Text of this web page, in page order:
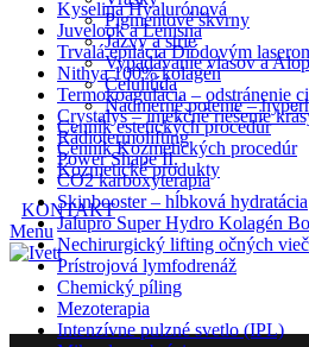
Pigmentové škvrny
Jazvy a strie
Vypadávanie vlasov a
Celulitída
Nadmerné potenie –
Cenník estetických procedúr
Cenník Kozmetických procedúr
Kozmetické produkty
KONTAKT
Menu
Kyselina Hyalurónová
Juvelook a Lenisna
Trvalá epilácia Diódovým
Nithya 100% kolagén
Termokoagulácia – odstránenie
Crystalys – injekčné riešenie
Rádiotermolifting
Power Shape II.
CO2 karboxyterapia
Skinbooster – hĺbková hydratácia
Jalupro Super Hydro Kolagén
Nechirurgický lifting očných
Prístrojová lymfodrenáž
Chemický píling
Mezoterapia
Intenzívne pulzné svetlo (IPL)